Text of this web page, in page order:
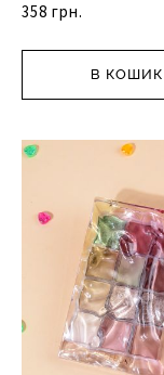
358 грн.
В КОШИК